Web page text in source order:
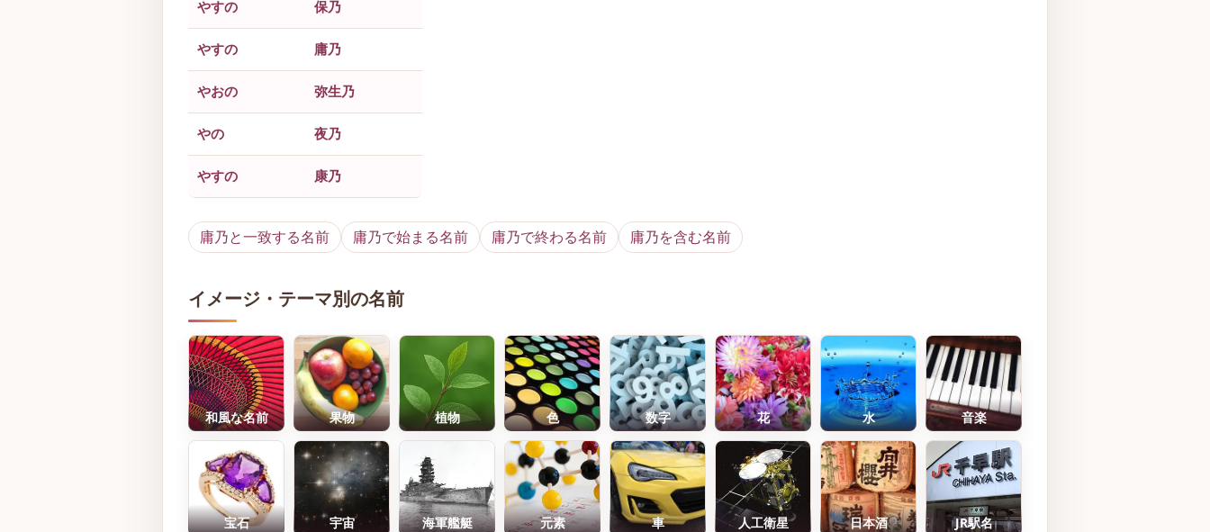
やすの 保乃
やすの 庸乃
やおの 弥生乃
やの 夜乃
やすの 康乃
庸乃と一致する名前 庸乃で始まる名前 庸乃で終わる名前 庸乃を含む名前
イメージ・テーマ別の名前
和風な名前 果物 植物 色 数字 花 水 音楽
宝石 宇宙 海軍艦艇 元素 車 人工衛星 日本酒 JR駅名